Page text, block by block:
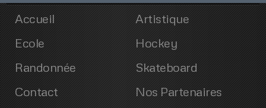
Accueil
Artistique
Ecole
Hockey
Randonnée
Skateboard
Contact
Nos Partenaires